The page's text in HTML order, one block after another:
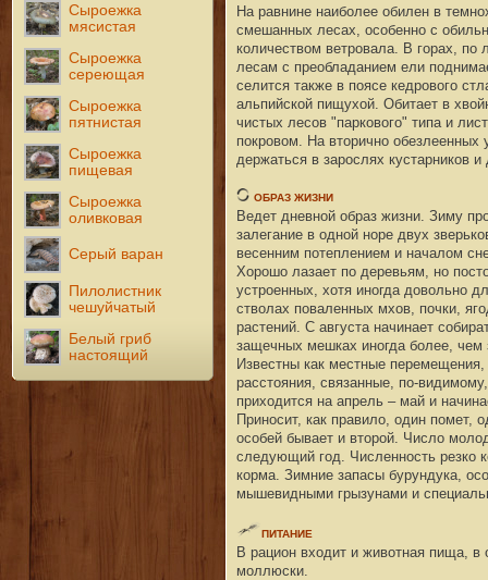
Сыроежка
мясистая
Сыроежка
сереющая
Сыроежка
пятнистая
Сыроежка
пищевая
Сыроежка
оливковая
Серый варан
Пилолистник
чешуйчатый
Белый гриб
настоящий
На равнине наиболее обилен в
смешанных лесах, особенно с
количеством ветровала. В горах,
лесам с преобладанием ели
селится также в поясе кедрового
альпийской пищухой. Обитает в
чистых лесов "паркового" типа и
покровом. На вторично обезлеенных
держаться в зарослях кустарников
ОБРАЗ ЖИЗНИ
Ведет дневной образ жизни. Зиму
залегание в одной норе двух
весенним потеплением и началом
Хорошо лазает по деревьям, но
устроенных, хотя иногда довольно
стволах поваленных мхов, почки,
растений. С августа начинает
защечных мешках иногда более, чем
Известны как местные
расстояния, связанные, по-
приходится на апрель – май и
Приносит, как правило, один помет,
особей бывает и второй. Число
следующий год. Численность резко
корма. Зимние запасы бурундука,
мышевидными грызунами и
ПИТАНИЕ
В рацион входит и животная пища, в
моллюски.